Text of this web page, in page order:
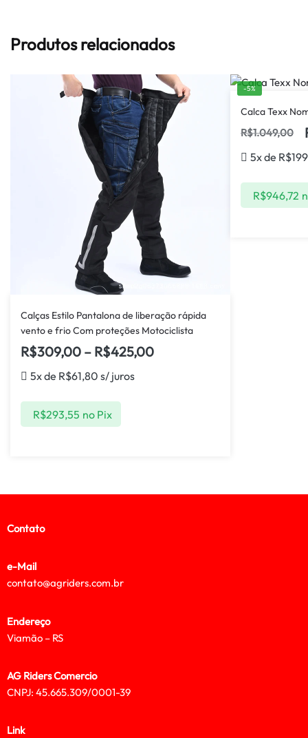
Produtos relacionados
Calças Estilo Pantalona de liberação rápida
vento e frio Com proteções Motociclista
R$309,00 – R$425,00
5x de R$61,80 s/ juros
R$293,55 no Pix
-5%
Calca Texx
R$1.049,00
5x de R$
R$946,72
Contato
e-Mail
contato@agriders.com.br
Endereço
Viamão – RS
AG Riders Comercio
CNPJ: 45.665.309/0001-39
Link